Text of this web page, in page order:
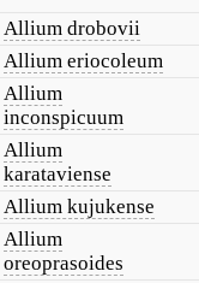
Allium drobovii
Allium eriocoleum
Allium
inconspicuum
Allium
karataviense
Allium kujukense
Allium
oreoprasoides